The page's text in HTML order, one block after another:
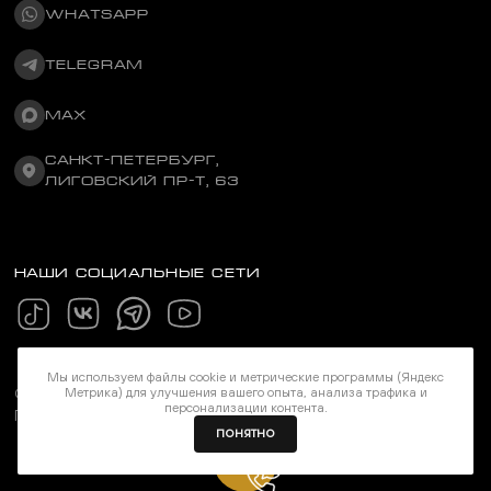
WHATSAPP
TELEGRAM
MAX
САНКТ-ПЕТЕРБУРГ,
ЛИГОВСКИЙ ПР-Т, 63
НАШИ СОЦИАЛЬНЫЕ СЕТИ
©Stereozona 2026. Все права защищены
Политика конфиденциальности
Мы используем файлы cookie и метрические программы (Яндекс
Метрика) для улучшения вашего опыта, анализа трафика и
персонализации контента.
ПОНЯТНО